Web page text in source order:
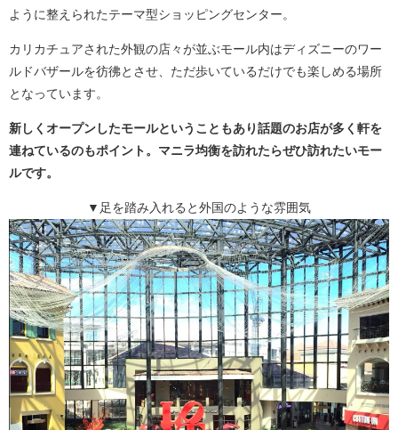
ように整えられたテーマ型ショッピングセンター。
カリカチュアされた外観の店々が並ぶモール内はディズニーのワー
ルドバザールを彷彿とさせ、ただ歩いているだけでも楽しめる場所
となっています。
新しくオープンしたモールということもあり話題のお店が多く軒を
連ねているのもポイント。マニラ均衡を訪れたらぜひ訪れたいモー
ルです。
▼足を踏み入れると外国のような雰囲気